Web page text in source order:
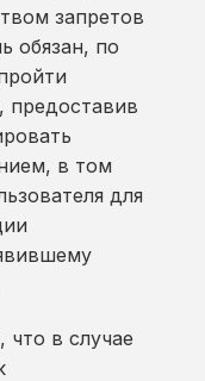
запретов
обязан, по
в том
для
что в случае